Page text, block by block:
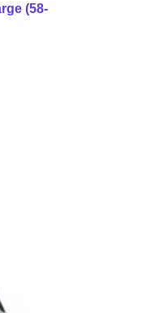
(58-